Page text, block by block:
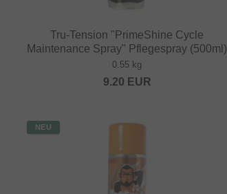
Tru-Tension "PrimeShine Cycle
Maintenance Spray" Pflegespray (500ml)
0.55 kg
9.20 EUR
NEU